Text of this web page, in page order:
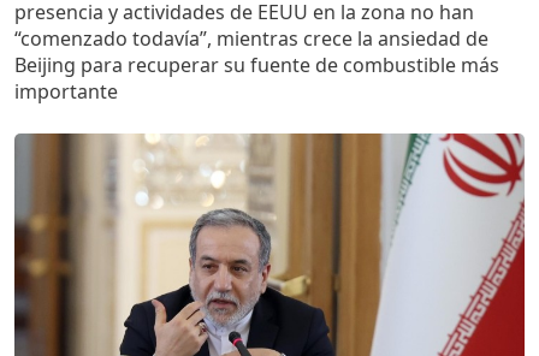
presencia y actividades de EEUU en la zona no han
“comenzado todavía”, mientras crece la ansiedad de
Beijing para recuperar su fuente de combustible más
importante
Imagen